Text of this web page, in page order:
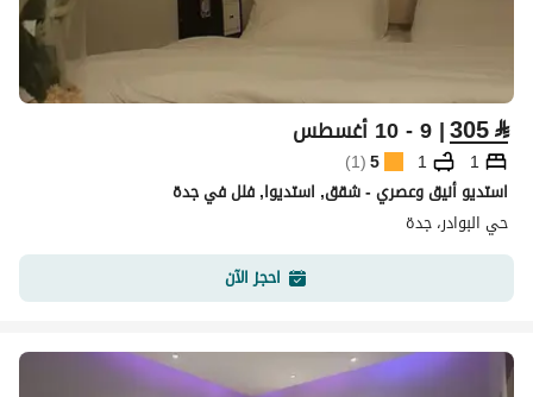
⃁
305| 9 - 10 أغسطس
1
1
5
(
1
)
استديو أنيق وعصري - شقق, استديوا, فلل في جدة
حي البوادر، جدة
احجز الآن